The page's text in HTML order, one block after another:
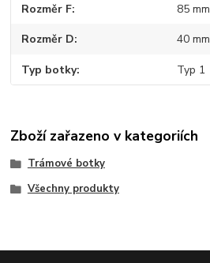
Rozměr F 85 mm
Rozměr D 40 mm
Typ botky Typ 1
Zboží zařazeno v kategoriích
Trámové botky
Všechny produkty